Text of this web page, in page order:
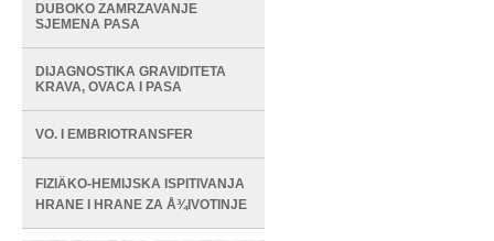
DUBOKO ZAMRZAVANJE
SJEMENA PASA
DIJAGNOSTIKA GRAVIDITETA
KRAVA, OVACA I PASA
VO. I EMBRIOTRANSFER
FIZIÄKO-HEMIJSKA ISPITIVANJA
HRANE I HRANE ZA Å¾IVOTINJE